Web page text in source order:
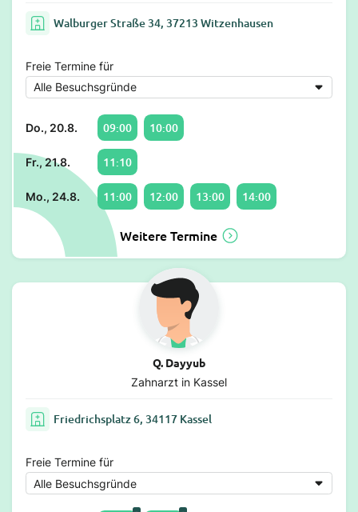
Walburger Straße 34, 37213 Witzenhausen
Freie Termine für
Do., 20.8. 09:00 10:00
Fr., 21.8. 11:10
Mo., 24.8. 11:00 12:00 13:00 14:00
Weitere Termine
Q. Dayyub
Zahnarzt in Kassel
Friedrichsplatz 6, 34117 Kassel
Freie Termine für